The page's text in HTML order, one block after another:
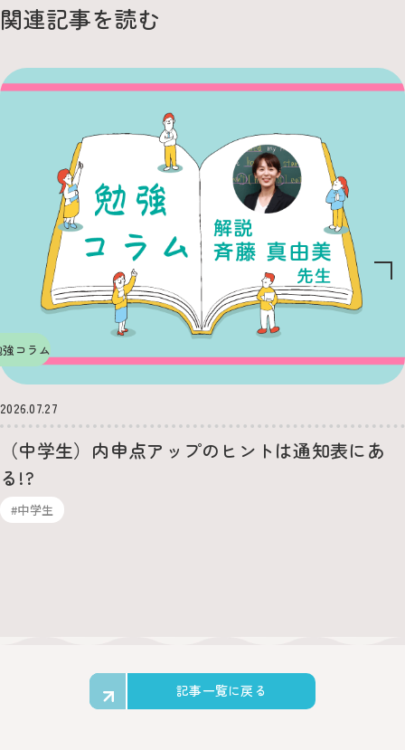
関連記事を読む
強コラム
2026.07.27
（中学生）内申点アップのヒントは通知表にあ
る!?
#中学生
記事一覧に戻る